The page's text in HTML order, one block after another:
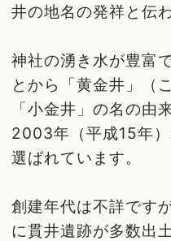
井の地名の発祥と伝
神社の湧き水が豊富
とから「黄金井」（
「小金井」の名の由
2003年（平成15年
選ばれています。
創建年代は不詳です
に貫井遺跡が多数出